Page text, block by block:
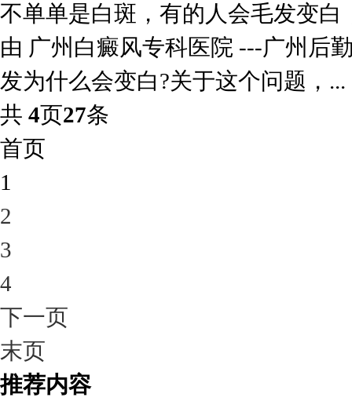
不单单是白斑，有的人会毛发变
由 广州白癜风专科医院 ---广州后
发为什么会变白?关于这个问题，...
共 4页27条
首页
1
2
3
4
下一页
末页
推荐内容